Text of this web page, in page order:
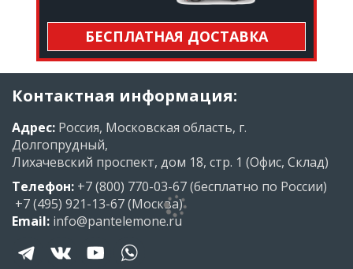
БЕСПЛАТНАЯ ДОСТАВКА
Контактная информация:
Адрес: Россия, Московская область, г.
Долгопрудный,
Лихачевский проспект, дом 18, стр. 1 (Офис, Склад)
Телефон: +7 (800) 770-03-67(бесплатно по России)
+7 (495) 921-13-67(Москва)
Email: info@pantelemone.ru